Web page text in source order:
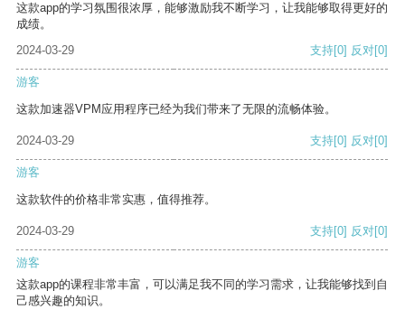
这款app的学习氛围很浓厚，能够激励我不断学习，让我能够取得更好的
成绩。
2024-03-29
支持[0] 反对[0]
游客
这款加速器VPM应用程序已经为我们带来了无限的流畅体验。
2024-03-29 支持[0] 反对[0]
游客
这款软件的价格非常实惠，值得推荐。
2024-03-29 支持[0] 反对[0]
游客
这款app的课程非常丰富，可以满足我不同的学习需求，让我能够找到自
己感兴趣的知识。